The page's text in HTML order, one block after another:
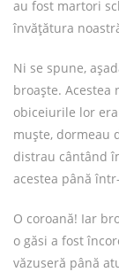
au fost martori
învățătura
Ni se spune,
broaște. Acestea
obiceiurile lor
muște, dormeau
distrau cântând
acestea până
O coroană! Iar
o găsi a fost
văzuseră până